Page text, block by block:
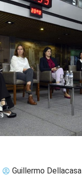
Guillermo Dellacasa